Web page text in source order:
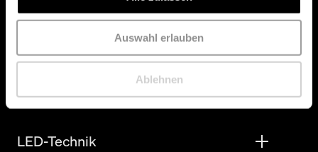
Auswahl erlauben
Ablehnen
Videotechnik
LED-Technik